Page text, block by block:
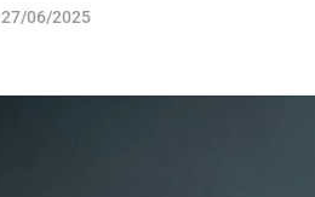
27/06/2025